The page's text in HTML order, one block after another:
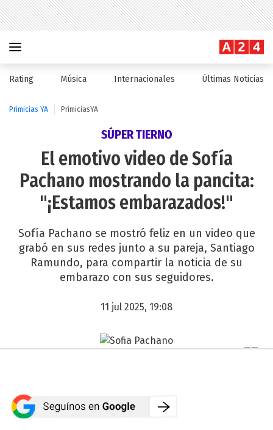
Rating Música Internacionales Últimas Noticias
Primicias YA PrimiciasYA
SÚPER TIERNO
El emotivo video de Sofía
Pachano mostrando la pancita:
"¡Estamos embarazados!"
Sofía Pachano se mostró feliz en un video que
grabó en sus redes junto a su pareja, Santiago
Ramundo, para compartir la noticia de su
embarazo con sus seguidores.
11 jul 2025, 19:08